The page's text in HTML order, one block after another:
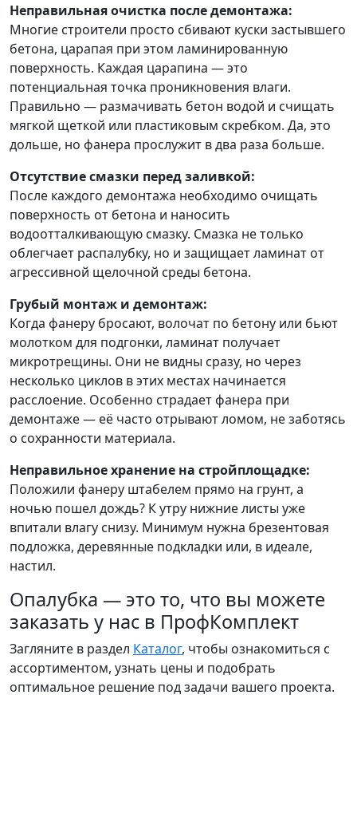
Неправильная очистка после демонтажа:
Многие строители просто сбивают куски застывшего
бетона, царапая при этом ламинированную
поверхность. Каждая царапина — это
потенциальная точка проникновения влаги.
Правильно — размачивать бетон водой и счищать
мягкой щеткой или пластиковым скребком. Да, это
дольше, но фанера прослужит в два раза больше.
Отсутствие смазки перед заливкой:
После каждого демонтажа необходимо очищать
поверхность от бетона и наносить
водоотталкивающую смазку. Смазка не только
облегчает распалубку, но и защищает ламинат от
агрессивной щелочной среды бетона.
Грубый монтаж и демонтаж:
Когда фанеру бросают, волочат по бетону или бьют
молотком для подгонки, ламинат получает
микротрещины. Они не видны сразу, но через
несколько циклов в этих местах начинается
расслоение. Особенно страдает фанера при
демонтаже — её часто отрывают ломом, не заботясь
о сохранности материала.
Неправильное хранение на стройплощадке:
Положили фанеру штабелем прямо на грунт, а
ночью пошел дождь? К утру нижние листы уже
впитали влагу снизу. Минимум нужна брезентовая
подложка, деревянные подкладки или, в идеале,
настил.
Опалубка — это то, что вы можете
заказать у нас в ПрофКомплект
Загляните в раздел Каталог, чтобы ознакомиться с
ассортиментом, узнать цены и подобрать
оптимальное решение под задачи вашего проекта.